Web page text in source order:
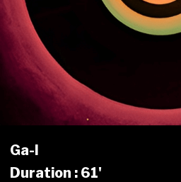
Ga-l
Duration : 61'